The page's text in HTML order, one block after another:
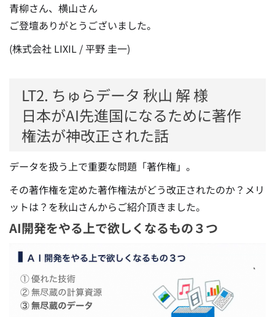
青柳さん、横山さん
ご登壇ありがとうございました。
(株式会社 LIXIL / 平野 圭一)
LT2. ちゅらデータ 秋山 解 様
日本がAI先進国になるために著作
権法が神改正された話
データを扱う上で重要な問題「著作権」。
その著作権を定めた著作権法がどう改正されたのか？メリ
ットは？を秋山さんからご紹介頂きました。
AI開発をやる上で欲しくなるもの３つ